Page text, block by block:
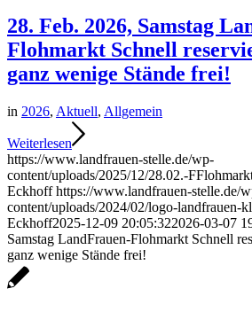
28. Feb. 2026, Samstag
Flohmarkt Schnell
ganz wenige Stände frei!
in 2026, Aktuell, Allgemein
Weiterlesen
https://www.landfrauen-stelle.de/wp-
content/uploads/2025/12/28.02.-
Eckhoff https://www.landfrauen-stelle.de/
content/uploads/2024/02/logo-landfrauen-
Eckhoff2025-12-09 20:05:322026-03-07
Samstag LandFrauen-Flohmarkt Schnell
ganz wenige Stände frei!